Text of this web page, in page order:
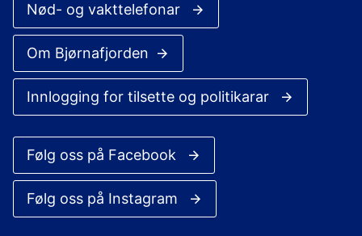
Nød- og vakttelefonar
Om Bjørnafjorden
Innlogging for tilsette og politikarar
Følg oss på Facebook
Følg oss på Instagram